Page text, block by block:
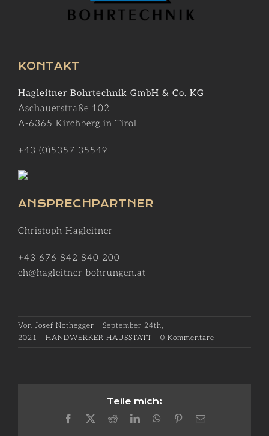
KONTAKT
Hagleitner Bohrtechnik GmbH & Co. KG
Aschauerstraße 102
A-6365 Kirchberg in Tirol
+43 (0)5357 35549
ANSPRECHPARTNER
Christoph Hagleitner
+43 676 842 840 200
ch@hagleitner-bohrungen.at
Von Josef Nothegger
September 24th,
2021
HANDWERKER HAUSSTATT 0 Kommentare
Teile mich:
Facebook RedditLinkedInWhatsApp
Pinterest
E-